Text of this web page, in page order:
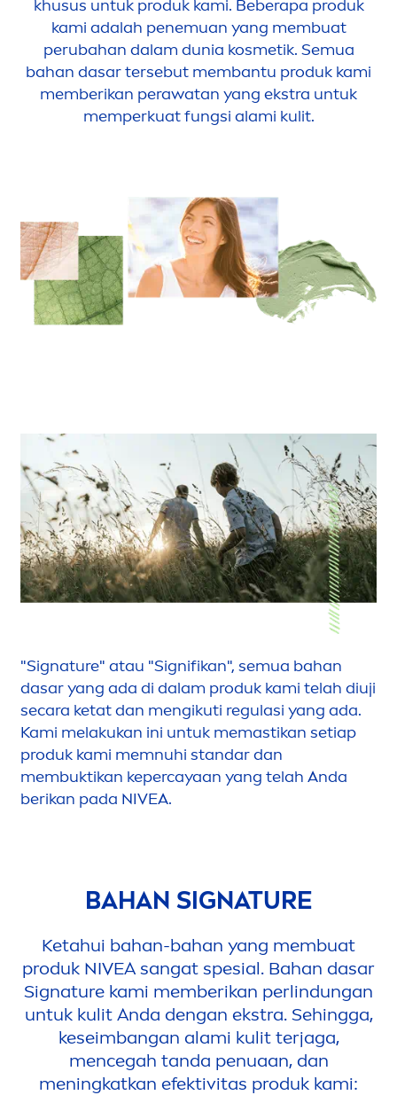
khusus untuk produk kami. Beberapa produk
kami adalah penemuan yang membuat
perubahan dalam dunia kosmetik. Semua
bahan dasar tersebut membantu produk kami
memberikan perawatan yang ekstra untuk
memperkuat fungsi alami kulit.
"Signature" atau "Signifikan", semua bahan
dasar yang ada di dalam produk kami telah diuji
secara ketat dan mengikuti regulasi yang ada.
Kami melakukan ini untuk memastikan setiap
produk kami memnuhi standar dan
membuktikan kepercayaan yang telah Anda
berikan pada NIVEA.
BAHAN SIGNATURE
Ketahui bahan-bahan yang membuat
produk NIVEA sangat spesial. Bahan dasar
Signature kami memberikan perlindungan
untuk kulit Anda dengan ekstra. Sehingga,
keseimbangan alami kulit terjaga,
mencegah tanda penuaan, dan
meningkatkan efektivitas produk kami: